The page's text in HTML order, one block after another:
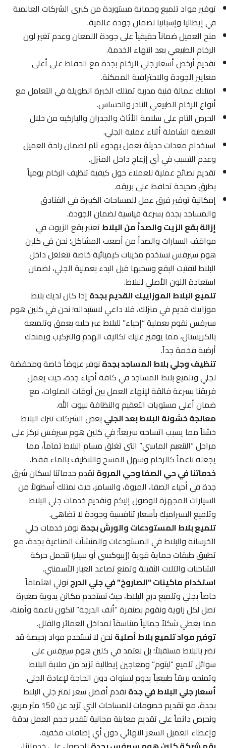
توفير مواد تلميع وحماية مستوردة من كبرى الشركات العالمية
في إيطاليا وإسبانيا لضمان جودة عالمية.
منح العميل ضماناً حقيقياً على جودة اللمعان وعدم تغير لون
الرخام الطبيعي بعد انتهاء الخدمة.
تقديم أرخص أسعار جلي الرخام بجدة مع الحفاظ على أعلى
معايير الجودة والاحترافية الممكنة.
امتلاك عمالة فنية مدربة تمتلك الخبرة الطويلة في التعامل مع
أنواع الرخام الطبيعي النادر والحساس.
الحرص التام على سلامة الأثاث والجدران والباركيه من خلال
التغطية الشاملة أثناء عملية الجلي.
استخدام معدات حديثة تعمل بهدوء تام لضمان راحة العميل
وعدم التسبب في أي إزعاج داخل المنزل.
تقديم نصائح عملية للعملاء حول كيفية تنظيف الرخام يومياً
بطرق صحيحة تحافظ على بريقه.
إمكانية توفير فرق عمل للمساحات الكبيرة في الفنادق
والمساجد بجدة بسرعة قياسية لضمان الجودة.
إزالة بقع الزيت والصدأ من البلاطتعتبر بقع الزيوت في
مواقف السيارات والصدأ من أصعب المشاكل؛ نحن في كلين
هوم سيرفس نستخدم مذيبات كيميائية خاصة تتغلغل داخل
البلاط لتفتيت البقع وسحبها قبل البدء بعملية الجلي، لضمان
استعادة اللون الأصلي للبلاط.
تلميع البلاط الموزاييك القديم بجدةإذا كان لديك بلاط
موزاييك قديم في منزلك، فلا داعي لاستبداله؛ نحن في كلين هوم
سيرفس نقوم بعملية “إحياء” للبلاط عبر جليه بعمق وتلميعه
بالكريستال، مما يوفير عليك تكاليف الهدم والتركيب ويمنحك
أرضية فخمة جداً.
تنظيف وجلي بلاط المساجد بجدةنوفر عروضاً خاصة ومخفضة
لجلي وتلميع بلاط المساجد في كافة أحياء جدة، حيث يعمل
فريقنا بسرعة فائقة لإنهاء العمل بين أوقات الصلوات، مع
ضمان أعلى مستويات التعقيم والنظافة لبيوت الله.
معالجة خشونة البلاط بعد الجليبعض الشركات تترك البلاط
خشناً مما يسبب اتساخه سريعاً؛ في كلين هوم سيرفس نركز على
مراحل “التنعيم الماسي” التي تغلق مسام البلاط تماماً، مما
يجعله ناعماً كالرخام وسهل المسح والتنظيف بالماء فقط.
خدماتنا في حي الصفا وحي المروةنقدم خدماتنا لسكان شرق
جدة في أحياء الصفا، المروة، والسامر، حيث نمتلك أسطولاً من
السيارات المجهزة للوصول إليكم وتقديم خدمات جلي البلاط
وتلميع السيراميك بأسعار تنافسية وجودة لا تضاهى.
تلميع بلاط المستودعات والورش بجدةنوفر خدمات جلي
الخرسانة والبلاط في المستودعات والمنشآت الصناعية بجدة، مع
تطبيق طبقات حماية قوية (إيبوكسي أو سيلر) تتحمل حركة
الشاحنات والآلات الثقيلة وتمنع تصاعد الغبار الأسمنتي.
استخدام ماكينات “الصاروخ” في جلي الدرجنولي اهتماماً
خاصاً بجلي وتلميع درج البلاط، حيث نستخدم مكائن يدوية صغيرة
تصل لكل زاوية ونقوم بصنفرة “أنف الدرجة” لتكون ناعمة وآمنة،
مما يعطي شكلاً جمالياً متناسقاً لمداخل العمائر والفلل.
توفير مواد تلميع بلاط أصليةنحن لا نستخدم مواد رخيصة قد
تضر بالبلاط مستقبلاً؛ بل نعتمد في كلين هوم سيرفس على
سوائل تلميع “ليتوم” ومعاجين إيطالية تزيد من صلابة البلاط
وتمنحه بريقاً طبيعياً يدوم لسنوات دون الحاجة لإعادة الجلي.
أسعار جلي البلاط في جدةنقدم أفضل سعر لمتر جلي البلاط
بجدة، مع تقديم خصومات للمساحات التي تزيد عن 150 متر مربع،
ونحرص دائماً على تقديم معاينة مجانية لتقدير حجم العمل بدقة
وإعطاء العميل السعر النهائي دون أي إضافات مخفية.